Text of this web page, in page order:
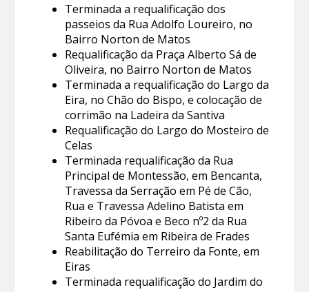
Terminada a requalificação dos
passeios da Rua Adolfo Loureiro, no
Bairro Norton de Matos
Requalificação da Praça Alberto Sá de
Oliveira, no Bairro Norton de Matos
Terminada a requalificação do Largo da
Eira, no Chão do Bispo, e colocação de
corrimão na Ladeira da Santiva
Requalificação do Largo do Mosteiro de
Celas
Terminada requalificação da Rua
Principal de Montessão, em Bencanta,
Travessa da Serração em Pé de Cão,
Rua e Travessa Adelino Batista em
Ribeiro da Póvoa e Beco nº2 da Rua
Santa Eufémia em Ribeira de Frades
Reabilitação do Terreiro da Fonte, em
Eiras
Terminada requalificação do Jardim do